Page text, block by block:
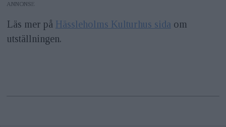
ANNONS
Läs mer på Hässleholms Kulturhus sida om
utställningen.